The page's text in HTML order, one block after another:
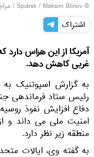
© Sputnik / Maksim Blinov
/
اشتراک
آمریکا از این هراس دارد
غربی کاهش دهد.
رئیس ستاد فرماندهی
دفاع افزایش نفوذ
امنیت ملی می داند و
منطقه زیر نظر دارد.
به گفته وی، ایالات